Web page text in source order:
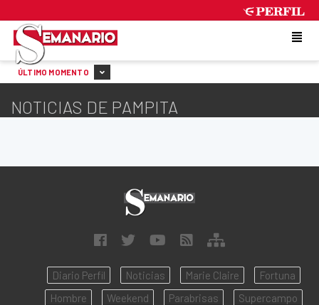
ÚLTIMO MOMENTO
NOTICIAS DE PAMPITA
Diario Perfil Noticias Marie Claire
Fortuna
Hombre
Weekend Parabrisas
Supercampo